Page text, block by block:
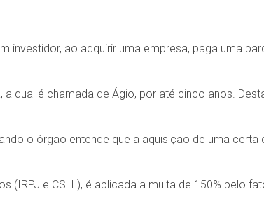
investidor, ao adquirir uma empresa, paga uma
qual é chamada de Ágio, por até cinco anos.
o órgão entende que a aquisição de uma
(IRPJ e CSLL), é aplicada a multa de 150% pelo